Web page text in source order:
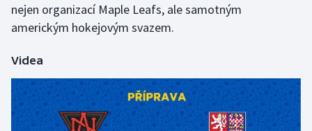
nejen organizací Maple Leafs, ale samotným
americkým hokejovým svazem.
Videa